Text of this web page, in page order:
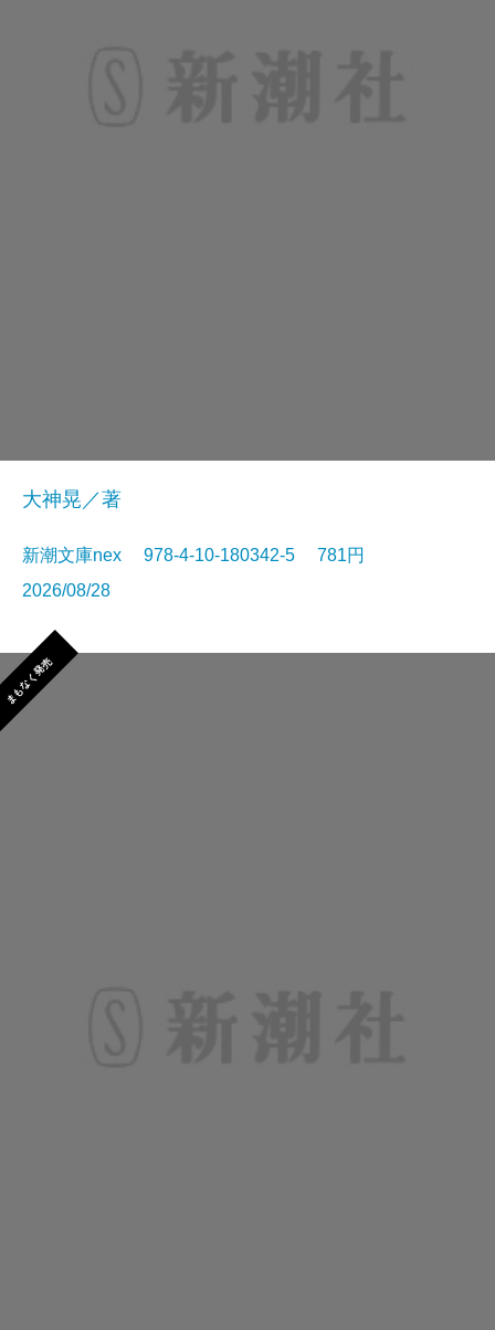
大神晃／著
新潮文庫nex 978-4-10-180342-5 781円
2026/08/28
まもなく発売